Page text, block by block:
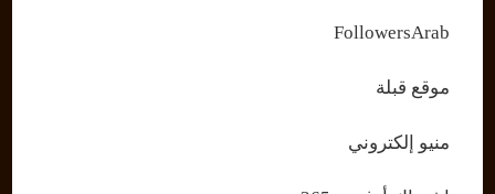
FollowersArab
موقع قبلة
منيو إلكتروني